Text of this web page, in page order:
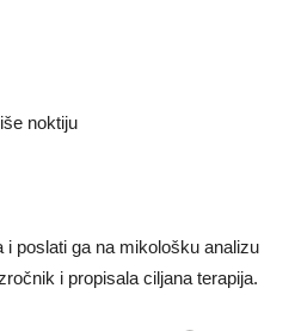
noktiju
poslati ga na mikološku analizu
i propisala ciljana terapija.